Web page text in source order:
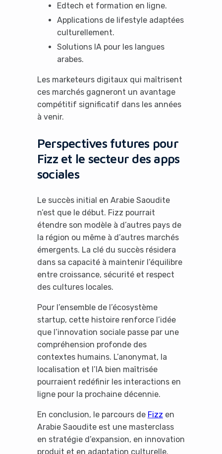
Edtech et formation en ligne.
Applications de lifestyle adaptées
culturellement.
Solutions IA pour les langues
arabes.
Les marketeurs digitaux qui maîtrisent
ces marchés gagneront un avantage
compétitif significatif dans les années
à venir.
Perspectives futures pour
Fizz et le secteur des apps
sociales
Le succès initial en Arabie Saoudite
n’est que le début. Fizz pourrait
étendre son modèle à d’autres pays de
la région ou même à d’autres marchés
émergents. La clé du succès résidera
dans sa capacité à maintenir l’équilibre
entre croissance, sécurité et respect
des cultures locales.
Pour l’ensemble de l’écosystème
startup, cette histoire renforce l’idée
que l’innovation sociale passe par une
compréhension profonde des
contextes humains. L’anonymat, la
localisation et l’IA bien maîtrisée
pourraient redéfinir les interactions en
ligne pour la prochaine décennie.
En conclusion, le parcours de Fizz en
Arabie Saoudite est une masterclass
en stratégie d’expansion, en innovation
produit et en adaptation culturelle.